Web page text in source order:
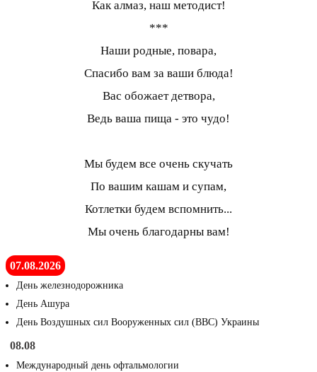
Как алмаз, наш методист!
***
Наши родные, повара,
Спасибо вам за ваши блюда!
Вас обожает детвора,
Ведь ваша пища - это чудо!
Мы будем все очень скучать
По вашим кашам и супам,
Котлетки будем вспомнить...
Мы очень благодарны вам!
07.08.2026
День железнодорожника
День Ашура
День Воздушных сил Вооруженных сил (ВВС) Украины
08.08
Международный день офтальмологии